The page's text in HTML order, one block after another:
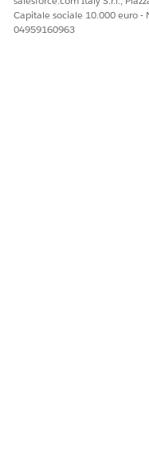
di un aggiornamento.
Vincoli del flusso
Capitale sociale 10.000 euro -
04959160963